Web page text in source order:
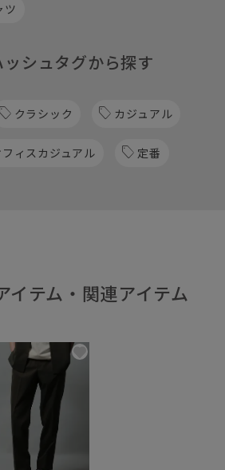
ツ
シュタグから探す
クラシック カジュアル
フィスカジュアル 定番
イテム・関連アイテム